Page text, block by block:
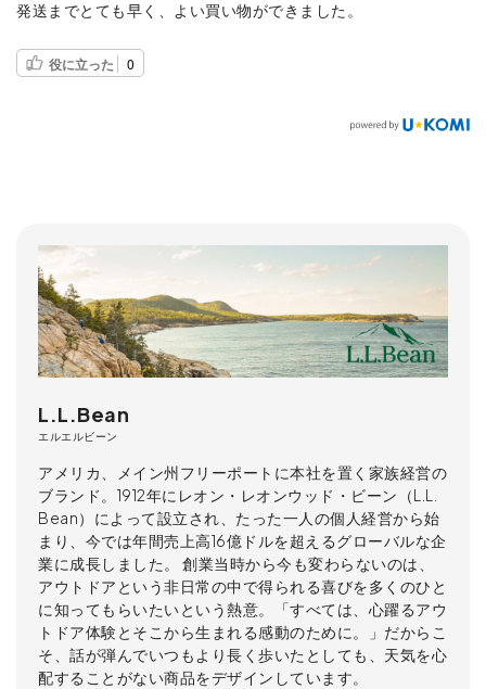
発送までとても早く、よい買い物ができました。
役に立った 0
L.L.Bean
エルエルビーン
アメリカ、メイン州フリーポートに本社を置く家族経営の
ブランド。1912年にレオン・レオンウッド・ビーン（L.L.
Bean）によって設立され、たった一人の個人経営から始
まり、今では年間売上高16億ドルを超えるグローバルな企
業に成長しました。 創業当時から今も変わらないのは、
アウトドアという非日常の中で得られる喜びを多くのひと
に知ってもらいたいという熱意。「すべては、心躍るアウ
トドア体験とそこから生まれる感動のために。」だからこ
そ、話が弾んでいつもより長く歩いたとしても、天気を心
配することがない商品をデザインしています。